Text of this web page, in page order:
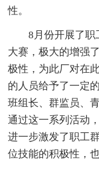
性。
8月份开展了职
大赛，极大的增强
极性，为此厂对在
的人员给予了一定
班组长、群监员、
通过这一系列活动
进一步激发了职工
位技能的积极性，